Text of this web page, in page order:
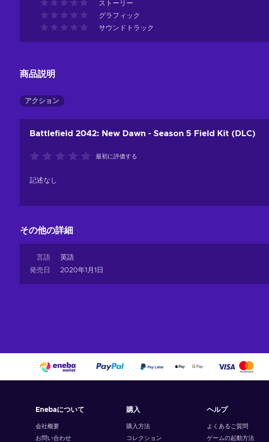
ストーリー
グラフィック
サウンドトラック
商品説明
アクション
Battlefield 2042: New Dawn - Season 5 Field Kit (DLC)
最初に評価する
記述なし
その他の詳細
言語
英語
発売日
2020年1月1日
Enebaについて
会社概要
お問い合わせ
購入
購入方法
コレクション
ヘルプ
よくあるご質問
ゲームの起動方法